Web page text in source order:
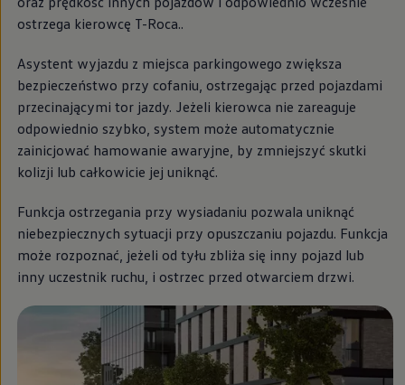
ostrzega kierowcę T-Roca..
Asystent wyjazdu z miejsca parkingowego zwiększa
bezpieczeństwo przy cofaniu, ostrzegając przed pojazdami
przecinającymi tor jazdy. Jeżeli kierowca nie zareaguje
odpowiednio szybko, system może automatycznie
zainicjować hamowanie awaryjne, by zmniejszyć skutki
kolizji lub całkowicie jej uniknąć.
Funkcja ostrzegania przy wysiadaniu pozwala uniknąć
niebezpiecznych sytuacji przy opuszczaniu pojazdu. Funkcja
może rozpoznać, jeżeli od tyłu zbliża się inny pojazd lub
inny uczestnik ruchu, i ostrzec przed otwarciem drzwi.